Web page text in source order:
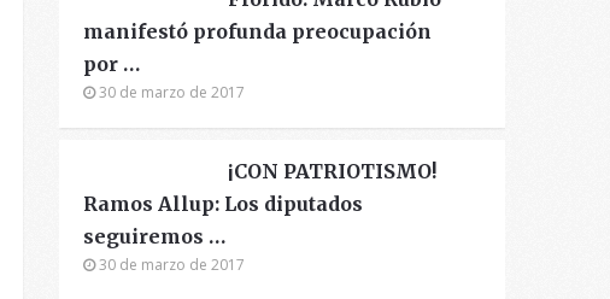
manifestó profunda preocupación
por …
30 de marzo de 2017
¡CON PATRIOTISMO!
Ramos Allup: Los diputados
seguiremos …
30 de marzo de 2017